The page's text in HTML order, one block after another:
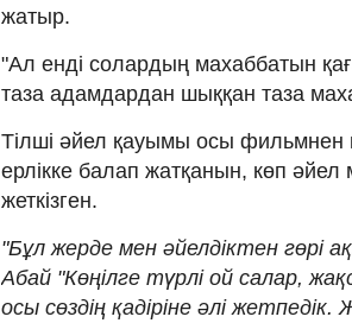
жатыр.
"Ал енді солардың махаббатын
таза адамдардан шыққан таза
Тілші әйел қауымы осы фильмнен
ерлікке балап жатқанын, көп
жеткізген.
"Бұл жерде мен әйелдіктен гөрі
Абай "Көңілге түрлі ой салар,
осы сөздің қадіріне әлі